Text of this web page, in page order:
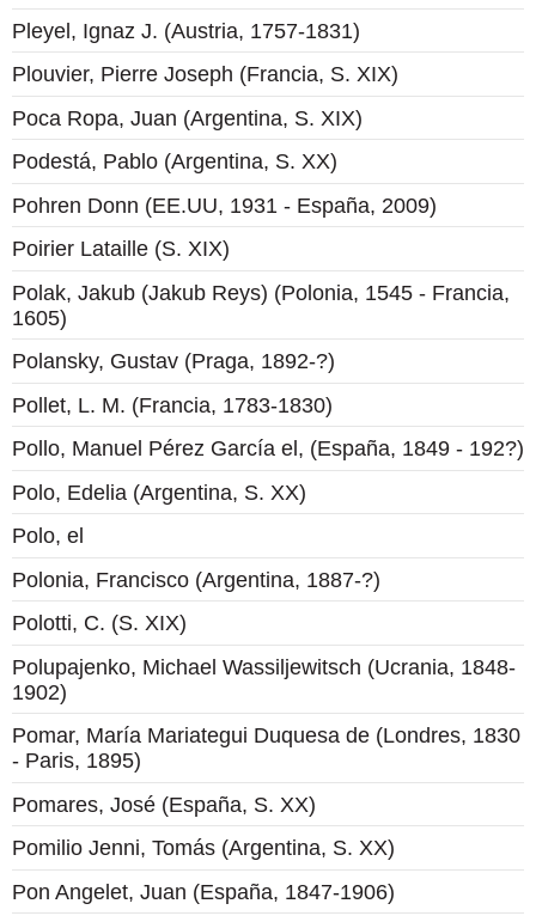
Pleyel, Ignaz J. (Austria, 1757-1831)
Plouvier, Pierre Joseph (Francia, S. XIX)
Poca Ropa, Juan (Argentina, S. XIX)
Podestá, Pablo (Argentina, S. XX)
Pohren Donn (EE.UU, 1931 - España, 2009)
Poirier Lataille (S. XIX)
Polak, Jakub (Jakub Reys) (Polonia, 1545 - Francia,
1605)
Polansky, Gustav (Praga, 1892-?)
Pollet, L. M. (Francia, 1783-1830)
Pollo, Manuel Pérez García el, (España, 1849 - 192?)
Polo, Edelia (Argentina, S. XX)
Polo, el
Polonia, Francisco (Argentina, 1887-?)
Polotti, C. (S. XIX)
Polupajenko, Michael Wassiljewitsch (Ucrania, 1848-
1902)
Pomar, María Mariategui Duquesa de (Londres, 1830
- Paris, 1895)
Pomares, José (España, S. XX)
Pomilio Jenni, Tomás (Argentina, S. XX)
Pon Angelet, Juan (España, 1847-1906)